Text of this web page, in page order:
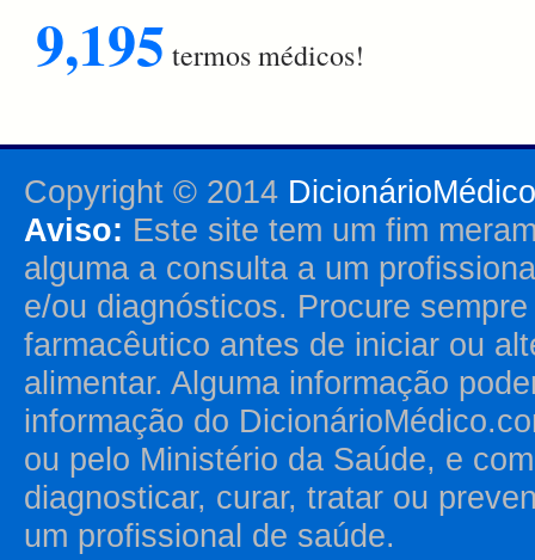
9,195 termos médicos!
Copyright © 2014
Aviso: Este site tem um fim
alguma a consulta a um
e/ou diagnósticos. Procure
farmacêutico antes de iniciar ou
alimentar. Alguma informação
informação do
ou pelo Ministério da Saúde, e
diagnosticar, curar, tratar ou
um profissional de saúde.